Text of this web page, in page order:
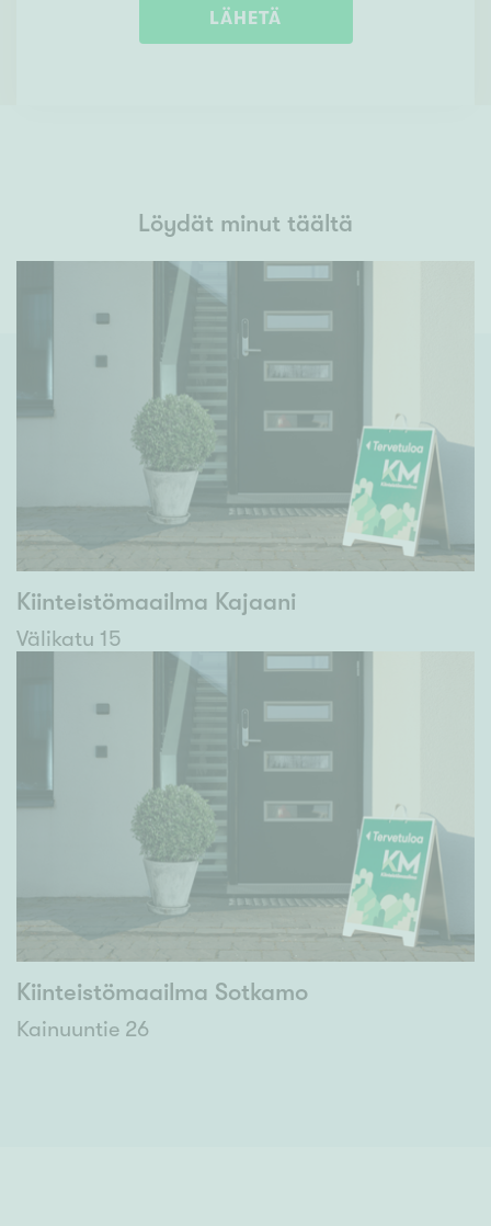
LÄHETÄ
Löydät minut täältä
Kiinteistömaailma Kajaani
Välikatu 15
Kiinteistömaailma Sotkamo
Kainuuntie 26